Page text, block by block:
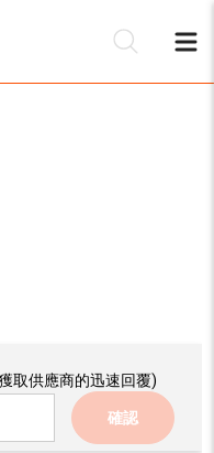
取供應商的迅速回覆)
確認